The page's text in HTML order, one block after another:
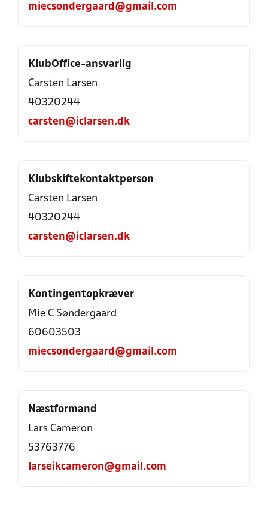
miecsondergaard@gmail.com
KlubOffice-ansvarlig
Carsten Larsen
40320244
carsten@iclarsen.dk
Klubskiftekontaktperson
Carsten Larsen
40320244
carsten@iclarsen.dk
Kontingentopkræver
Mie C Søndergaard
60603503
miecsondergaard@gmail.com
Næstformand
Lars Cameron
53763776
larseikcameron@gmail.com